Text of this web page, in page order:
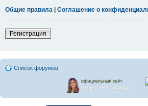
Общие правила
Соглашение о
Регистрация
Список форумов